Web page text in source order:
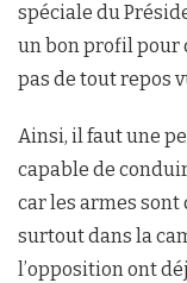
spéciale du
un bon profil pour
pas de tout repos
Ainsi, il faut une
capable de
car les armes
surtout dans la
l’opposition ont